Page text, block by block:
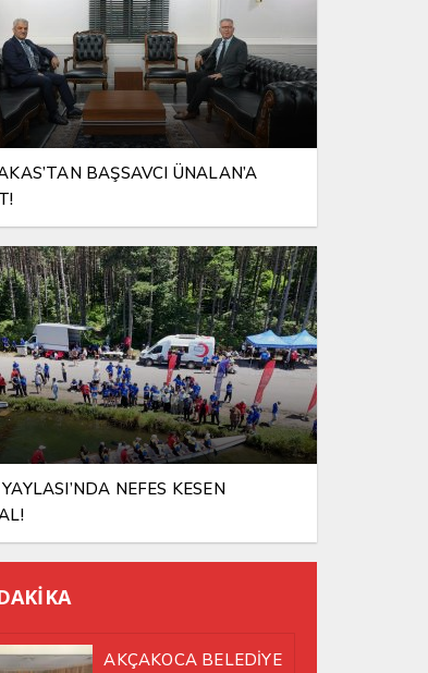
BAŞSAVCI ÜNALAN’A
NEFES KESEN
AKÇAKOCA BELEDİYE